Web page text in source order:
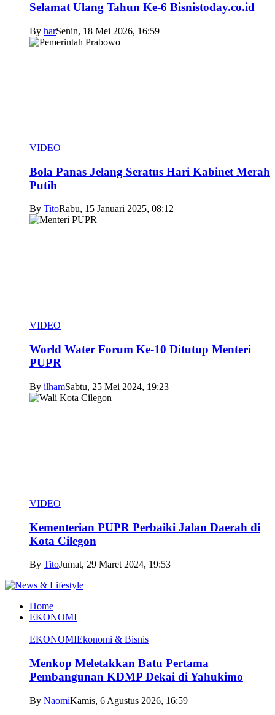
Selamat Ulang Tahun Ke-6 Bisnistoday.co.id
By harSenin, 18 Mei 2026, 16:59
VIDEO
Bola Panas Jelang Seratus Hari Kabinet Merah
Putih
By TitoRabu, 15 Januari 2025, 08:12
VIDEO
World Water Forum Ke-10 Ditutup Menteri
PUPR
By ilhamSabtu, 25 Mei 2024, 19:23
VIDEO
Kementerian PUPR Perbaiki Jalan Daerah di
Kota Cilegon
By TitoJumat, 29 Maret 2024, 19:53
Home
EKONOMI
EKONOMIEkonomi & Bisnis
Menkop Meletakkan Batu Pertama
Pembangunan KDMP Dekai di Yahukimo
By NaomiKamis, 6 Agustus 2026, 16:59